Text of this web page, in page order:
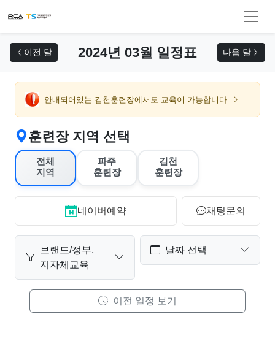
이전 달 2024년 03월 일정표 다음 달
안내되어있는 김천훈련장에서도 교육이 가능합니다
훈련장 지역 선택
전체
지역
파주
훈련장
김천
훈련장
네이버예약 채팅문의
브랜드/정부,
지자체교육
날짜 선택
이전 일정 보기